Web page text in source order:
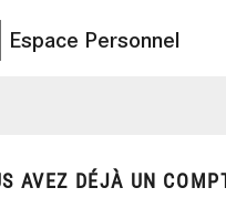
Espace Personnel
AVEZ DÉJÀ UN